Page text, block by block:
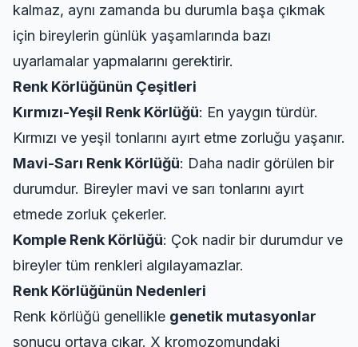
kalmaz, aynı zamanda bu durumla başa çıkmak
için bireylerin günlük yaşamlarında bazı
uyarlamalar yapmalarını gerektirir.
Renk Körlüğünün Çeşitleri
Kırmızı-Yeşil Renk Körlüğü: En yaygın türdür.
Kırmızı ve yeşil tonlarını ayırt etme zorluğu yaşanır.
Mavi-Sarı Renk Körlüğü: Daha nadir görülen bir
durumdur. Bireyler mavi ve sarı tonlarını ayırt
etmede zorluk çekerler.
Komple Renk Körlüğü: Çok nadir bir durumdur ve
bireyler tüm renkleri algılayamazlar.
Renk Körlüğünün Nedenleri
Renk körlüğü genellikle genetik mutasyonlar
sonucu ortaya çıkar. X kromozomundaki